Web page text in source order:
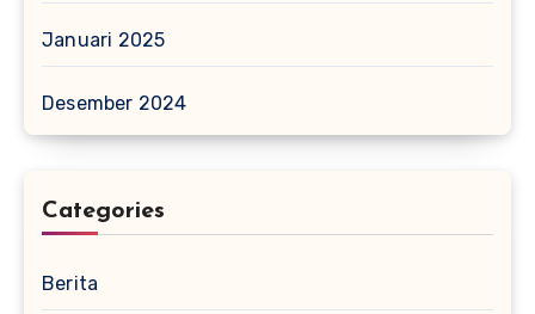
Januari 2025
Desember 2024
Categories
Berita